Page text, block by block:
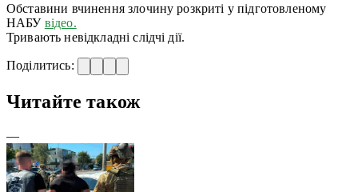
Обставини вчинення злочину розкриті у підготовленому
НАБУ відео.
Тривають невідкладні слідчі дії.
Поділитись:
Читайте також
—